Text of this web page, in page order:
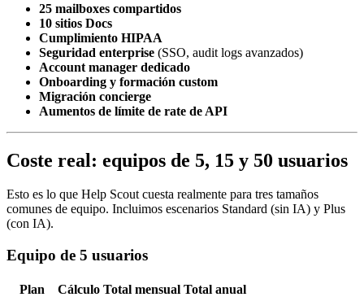
25 mailboxes compartidos
10 sitios Docs
Cumplimiento HIPAA
Seguridad enterprise (SSO, audit logs avanzados)
Account manager dedicado
Onboarding y formación custom
Migración concierge
Aumentos de límite de rate de API
Coste real: equipos de 5, 15 y 50 usuarios
Esto es lo que Help Scout cuesta realmente para tres tamaños
comunes de equipo. Incluimos escenarios Standard (sin IA) y Plus
(con IA).
Equipo de 5 usuarios
Plan Cálculo Total mensual Total anual